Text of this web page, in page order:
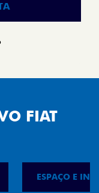
FIAT
ESPAÇO E